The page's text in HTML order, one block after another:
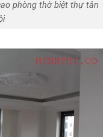
phòng thờ biệt thự tân